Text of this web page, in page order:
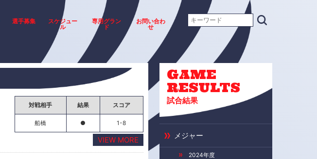
選手募集
スケジュー
ル
専用グラン
ド
お問い合わ
せ
対戦相手 結果 スコア
船橋 ● 1-8
VIEW MORE
GAME
RESULTS
試合結果
メジャー
2024年度